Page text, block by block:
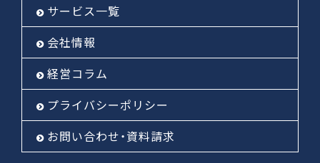
サービス一覧
会社情報
経営コラム
プライバシーポリシー
お問い合わせ・資料請求